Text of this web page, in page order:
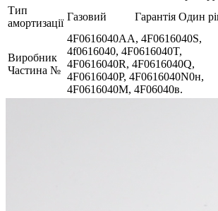
Тип
амортизації
Газовий Гарантія Один
Виробник
Частина №
4F0616040AA, 4F0616040S,
4f0616040, 4F0616040T,
4F0616040R, 4F0616040Q,
4F0616040P, 4F0616040N0н,
4F0616040M, 4F06040в.